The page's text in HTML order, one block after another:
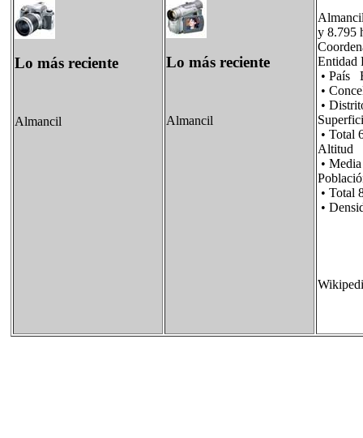
Lo más reciente
Almancil
Lo más reciente
Almancil
y 8.795
Entidad
• País
•
•
• Total
Altitud
•
• Total
•